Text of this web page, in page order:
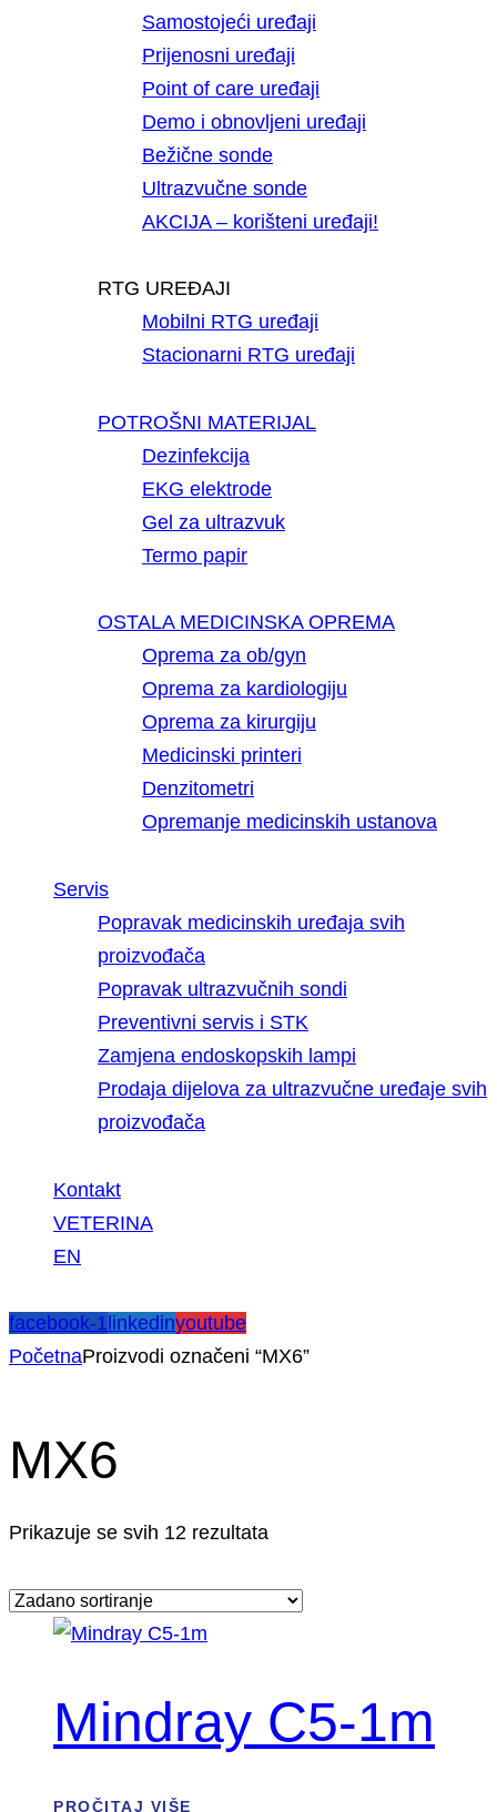
Samostojeći uređaji
Prijenosni uređaji
Point of care uređaji
Demo i obnovljeni uređaji
Bežične sonde
Ultrazvučne sonde
AKCIJA – korišteni uređaji!
RTG UREĐAJI
Mobilni RTG uređaji
Stacionarni RTG uređaji
POTROŠNI MATERIJAL
Dezinfekcija
EKG elektrode
Gel za ultrazvuk
Termo papir
OSTALA MEDICINSKA OPREMA
Oprema za ob/gyn
Oprema za kardiologiju
Oprema za kirurgiju
Medicinski printeri
Denzitometri
Opremanje medicinskih ustanova
Servis
Popravak medicinskih uređaja svih
proizvođača
Popravak ultrazvučnih sondi
Preventivni servis i STK
Zamjena endoskopskih lampi
Prodaja dijelova za ultrazvučne uređaje svih
proizvođača
Kontakt
VETERINA
EN
facebook-1 linkedinyoutube
PočetnaProizvodi označeni “MX6”
MX6
Prikazuje se svih 12 rezultata
Mindray C5-1m
PROČITAJ VIŠE